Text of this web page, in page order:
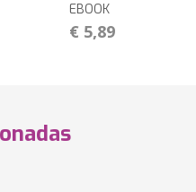
EBOOK
€ 5,89